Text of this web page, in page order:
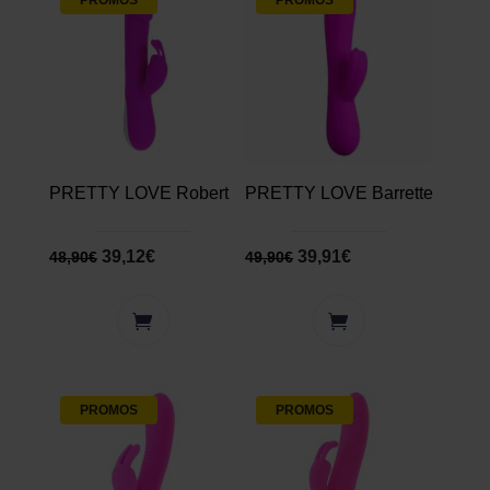
PRETTY LOVE Robert
48,90€ 39,12€
PRETTY LOVE Barrette
49,90€ 39,91€
PROMOS PROMOS